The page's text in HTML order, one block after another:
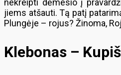
nekreipti dėmesio į
jiems atšauti. Tą patį
Plungėje – rojus? Žinoma,
Klebonas –